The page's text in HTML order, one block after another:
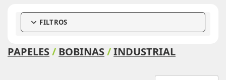
FILTROS
PAPELES/ BOBINAS/INDUSTRIAL